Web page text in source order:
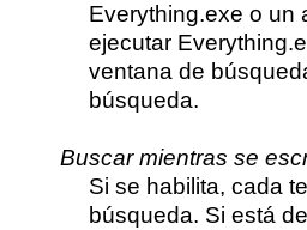
Everything.exe o un
ejecutar
ventana de
búsqueda.
Buscar mientras se
Si se habilita, cada
búsqueda. Si está